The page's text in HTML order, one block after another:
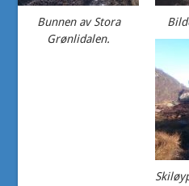
Bunnen av Stora
Grønlidalen.